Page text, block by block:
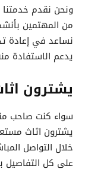
ونحن نقدم خدمتنا
من المهتمين
نساعد في إعادة
يدعم الاستفادة
يشترون
سواء كنت صاحب
يشترون اثاث
خلال التواصل
على كل التفاصيل